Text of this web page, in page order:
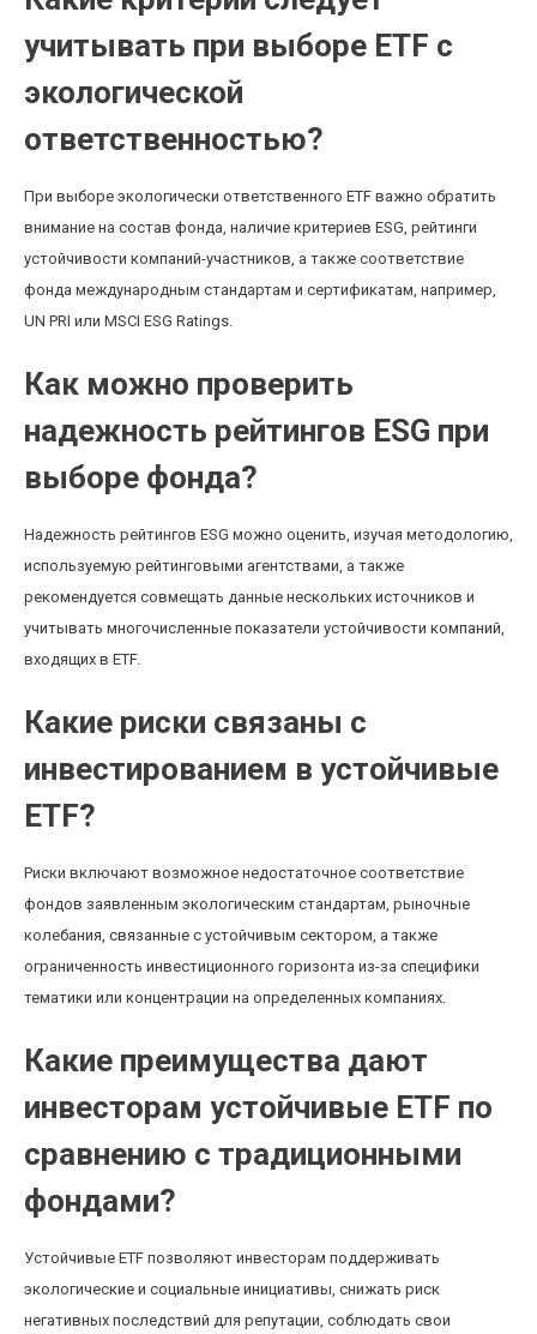
учитывать при выборе ETF с
экологической
ответственностью?
При выборе экологически ответственного ETF важно обратить
внимание на состав фонда, наличие критериев ESG, рейтинги
устойчивости компаний-участников, а также соответствие
фонда международным стандартам и сертификатам, например,
UN PRI или MSCI ESG Ratings.
Как можно проверить
надежность рейтингов ESG при
выборе фонда?
Надежность рейтингов ESG можно оценить, изучая методологию,
используемую рейтинговыми агентствами, а также
рекомендуется совмещать данные нескольких источников и
учитывать многочисленные показатели устойчивости компаний,
входящих в ETF.
Какие риски связаны с
инвестированием в устойчивые
ETF?
Риски включают возможное недостаточное соответствие
фондов заявленным экологическим стандартам, рыночные
колебания, связанные с устойчивым сектором, а также
ограниченность инвестиционного горизонта из-за специфики
тематики или концентрации на определенных компаниях.
Какие преимущества дают
инвесторам устойчивые ETF по
сравнению с традиционными
фондами?
Устойчивые ETF позволяют инвесторам поддерживать
экологические и социальные инициативы, снижать риск
негативных последствий для репутации, соблюдать свои